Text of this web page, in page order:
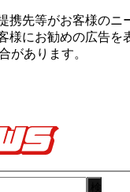
携先等がお客様のニ
様にお勧めの広告を
があります。